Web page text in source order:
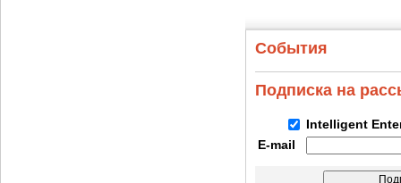
События
Подписка на
Intelligent
E-mail